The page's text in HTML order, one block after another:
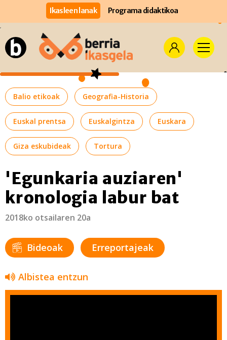
Ikasleen lanak Programa didaktikoa
Balio etikoak Geografia-Historia
Euskal prentsa Euskalgintza Euskara
Giza eskubideak Tortura
'Egunkaria auziaren'
kronologia labur bat
2018ko otsailaren 20a
Bideoak Erreportajeak
Albistea entzun